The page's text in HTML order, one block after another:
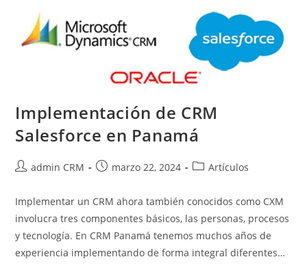
Implementación de CRM
Salesforce en Panamá
admin CRM marzo 22, 2024 Artículos
Implementar un CRM ahora también conocidos como CXM
involucra tres componentes básicos, las personas, procesos
y tecnología. En CRM Panamá tenemos muchos años de
experiencia implementando de forma integral diferentes…